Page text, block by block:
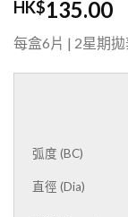
HK$135.00
每盒6片 | 2星期拋
弧度 (BC)
直徑 (Dia)